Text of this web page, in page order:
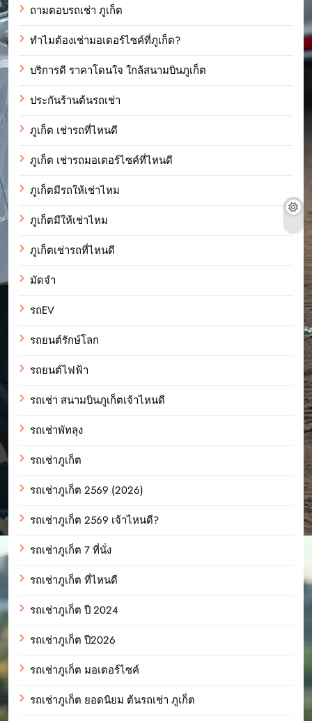
ถามตอบรถเช่า ภูเก็ต
ทำไมต้องเช่ามอเตอร์ไซค์ที่ภูเก็ต?
บริการดี ราคาโดนใจ ใกล้สนามบินภูเก็ต
ประกันร้านต้นรถเช่า
ภูเก็ต เช่ารถที่ไหนดี
ภูเก็ต เช่ารถมอเตอร์ไซค์ที่ไหนดี
ภูเก็ตมีรถให้เช่าไหม
ภูเก็ตมีให้เช่าไหม
ภูเก็ตเช่ารถที่ไหนดี
มัดจำ
รถEV
รถยนต์รักษ์โลก
รถยนต์ไฟฟ้า
รถเช่า สนามบินภูเก็ตเจ้าไหนดี
รถเช่าพัทลุง
รถเช่าภูเก็ต
รถเช่าภูเก็ต 2569 (2026)
รถเช่าภูเก็ต 2569 เจ้าไหนดี?
รถเช่าภูเก็ต 7 ที่นั่ง
รถเช่าภูเก็ต ที่ไหนดี
รถเช่าภูเก็ต ปี 2024
รถเช่าภูเก็ต ปี2026
รถเช่าภูเก็ต มอเตอร์ไซค์
รถเช่าภูเก็ต ยอดนิยม ต้นรถเช่า ภูเก็ต